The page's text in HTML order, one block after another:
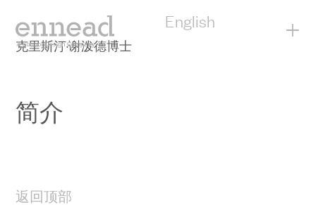
English +
克里斯汀·谢泼德博士
简介
返回顶部